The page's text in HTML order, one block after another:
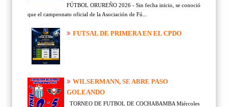
FÚTBOL ORUREÑO 2026 - Sin fecha inicio, se conoció
que el campeonato oficial de la Asociación de Fú...
FUTSAL DE PRIMERA EN EL CPDO
WILSERMANN, SE ABRE PASO
GOLEANDO
TORNEO DE FUTBOL DE COCHABAMBA Miércoles